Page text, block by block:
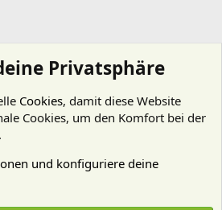
Privatsphäre
Cookies, damit diese Website
Cookies, um den Komfort bei der
und konfiguriere deine